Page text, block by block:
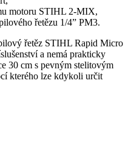
motoru STIHL 2-MIX,
řetězu 1/4” PM3.
řetěz STIHL Rapid Micro
a nemá prakticky
30 cm s pevným stelitovým
kterého lze kdykoli určit